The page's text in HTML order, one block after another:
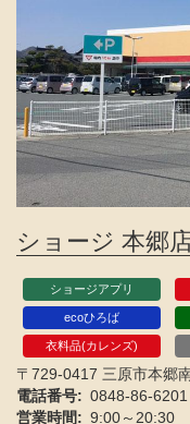
ショージ 本郷
ショージアプリ
ecoひろば
衣料品(カレンズ)
〒729-0417 三原市本郷
電話番号
0848-86-6201
営業時間
9:00～20:30